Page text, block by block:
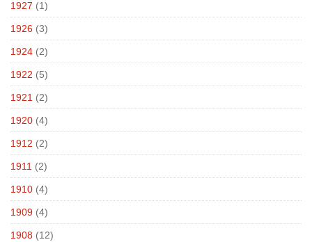
1927 (1)
1926 (3)
1924 (2)
1922 (5)
1921 (2)
1920 (4)
1912 (2)
1911 (2)
1910 (4)
1909 (4)
1908 (12)